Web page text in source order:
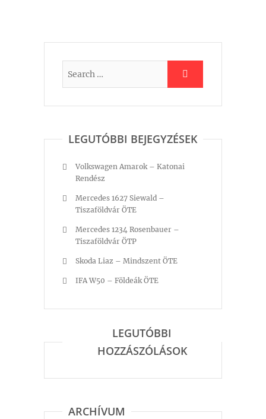
LEGUTÓBBI BEJEGYZÉSEK
Volkswagen Amarok – Katonai
Rendész
Mercedes 1627 Siewald –
Tiszaföldvár ÖTE
Mercedes 1234 Rosenbauer –
Tiszaföldvár ÖTP
Skoda Liaz – Mindszent ÖTE
IFA W50 – Földeák ÖTE
LEGUTÓBBI
HOZZÁSZÓLÁSOK
ARCHÍVUM